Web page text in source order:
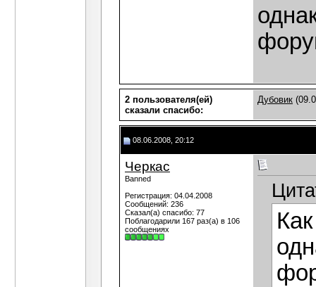
2 пользователя(ей)
сказали cпасибо:
Дубовик
08.06.2008, 20:12
Черкас
Banned
Регистрация: 04.04.2008
Сообщений: 236
Сказал(а) спасибо: 77
Поблагодарили 167 раз(а) в 106
сообщениях